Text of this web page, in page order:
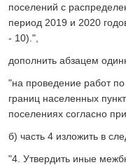
поселений с
период 2019 и 2020
- 10).",
дополнить абзацем
"на проведение работ
границ населенных
поселениях согласно
б) часть 4 изложить в
"4. Утвердить иные